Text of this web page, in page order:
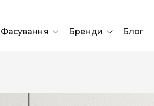
Фасування Бренди Блог